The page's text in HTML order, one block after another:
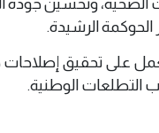
وتحسين جودة
الرشيدة.
على تحقيق
التطلعات الوطنية.